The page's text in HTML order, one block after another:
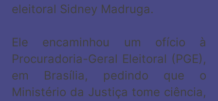
eleitoral Sidney Madruga.
Ele encaminhou um ofício à
Procuradoria-Geral Eleitoral (PGE),
em Brasília, pedindo que o
Ministério da Justiça tome ciência,